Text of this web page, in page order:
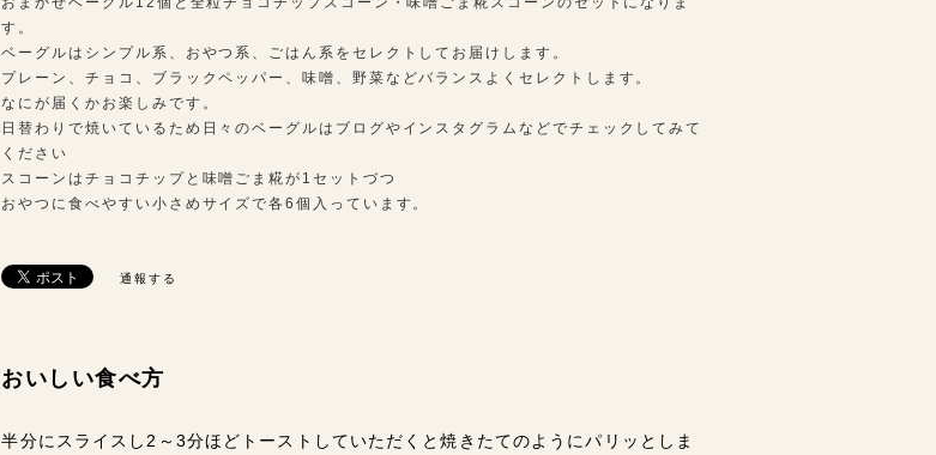
す。
ベーグルはシンプル系、おやつ系、ごはん系をセレクトしてお届けします。
プレーン、チョコ、ブラックペッパー、味噌、野菜などバランスよくセレクトします。
なにが届くかお楽しみです。
日替わりで焼いているため日々のベーグルはブログやインスタグラムなどでチェックしてみて
ください
スコーンはチョコチップと味噌ごま糀が1セットづつ
おやつに食べやすい小さめサイズで各6個入っています。
通報する
おいしい食べ方
半分にスライスし2～3分ほどトーストしていただくと焼きたてのようにパリッとしま